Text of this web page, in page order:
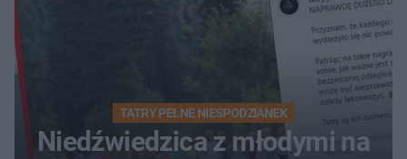
TATRY PEŁNE NIESPODZIANEK
Niedźwiedzica z młodymi na